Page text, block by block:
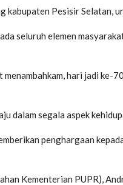
kabupaten Pesisir Selatan,
seluruh elemen
hari jadi ke-
dalam segala aspek
penghargaan
Kementerian PUPR),